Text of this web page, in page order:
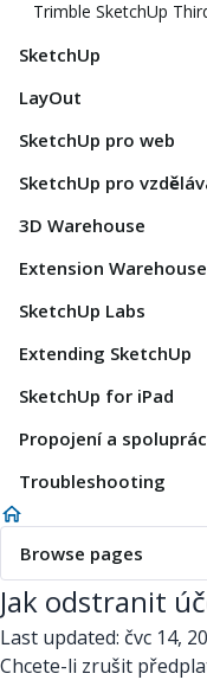
Trimble SketchUp
SketchUp
LayOut
SketchUp pro web
SketchUp pro
3D Warehouse
Extension Warehouse
SketchUp Labs
Extending SketchUp
SketchUp for iPad
Propojení a
Troubleshooting
Browse pages
Jak odstranit
Last updated: čvc 14,
Chcete-li zrušit